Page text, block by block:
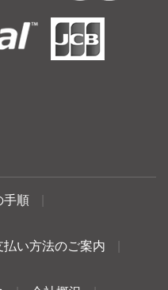
手順
払い方法のご案内